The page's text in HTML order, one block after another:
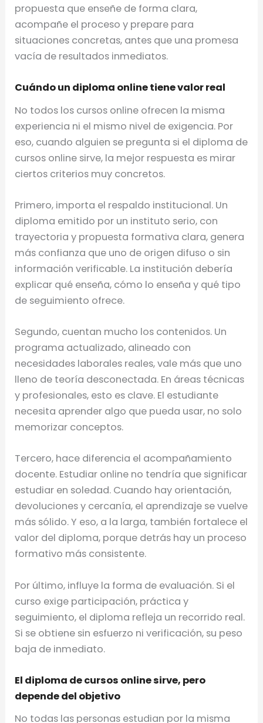
propuesta que enseñe de forma clara,
acompañe el proceso y prepare para
situaciones concretas, antes que una promesa
vacía de resultados inmediatos.
Cuándo un diploma online tiene valor real
No todos los cursos online ofrecen la misma
experiencia ni el mismo nivel de exigencia. Por
eso, cuando alguien se pregunta si el diploma de
cursos online sirve, la mejor respuesta es mirar
ciertos criterios muy concretos.
Primero, importa el respaldo institucional. Un
diploma emitido por un instituto serio, con
trayectoria y propuesta formativa clara, genera
más confianza que uno de origen difuso o sin
información verificable. La institución debería
explicar qué enseña, cómo lo enseña y qué tipo
de seguimiento ofrece.
Segundo, cuentan mucho los contenidos. Un
programa actualizado, alineado con
necesidades laborales reales, vale más que uno
lleno de teoría desconectada. En áreas técnicas
y profesionales, esto es clave. El estudiante
necesita aprender algo que pueda usar, no solo
memorizar conceptos.
Tercero, hace diferencia el acompañamiento
docente. Estudiar online no tendría que significar
estudiar en soledad. Cuando hay orientación,
devoluciones y cercanía, el aprendizaje se vuelve
más sólido. Y eso, a la larga, también fortalece el
valor del diploma, porque detrás hay un proceso
formativo más consistente.
Por último, influye la forma de evaluación. Si el
curso exige participación, práctica y
seguimiento, el diploma refleja un recorrido real.
Si se obtiene sin esfuerzo ni verificación, su peso
baja de inmediato.
El diploma de cursos online sirve, pero
depende del objetivo
No todas las personas estudian por la misma